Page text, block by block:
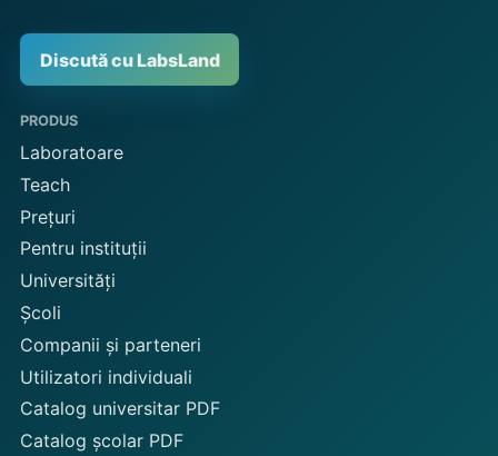
Discută cu LabsLand
PRODUS
Laboratoare
Teach
Prețuri
Pentru instituții
Universități
Școli
Companii și parteneri
Utilizatori individuali
Catalog universitar PDF
Catalog școlar PDF